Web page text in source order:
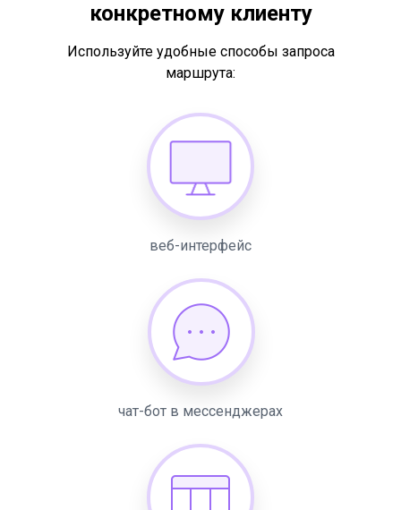
чат-бот в мессенджерах
веб-интерфейс
конкретному клиенту
Используйте удобные способы запроса
маршрута: